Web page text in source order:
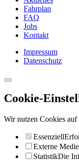
Fahrplan
FAQ
Jobs
Kontakt
Impressum
Datenschutz
Cookie-
Wir nutzen Cookies auf
Essenziell
Externe
StatistikDie